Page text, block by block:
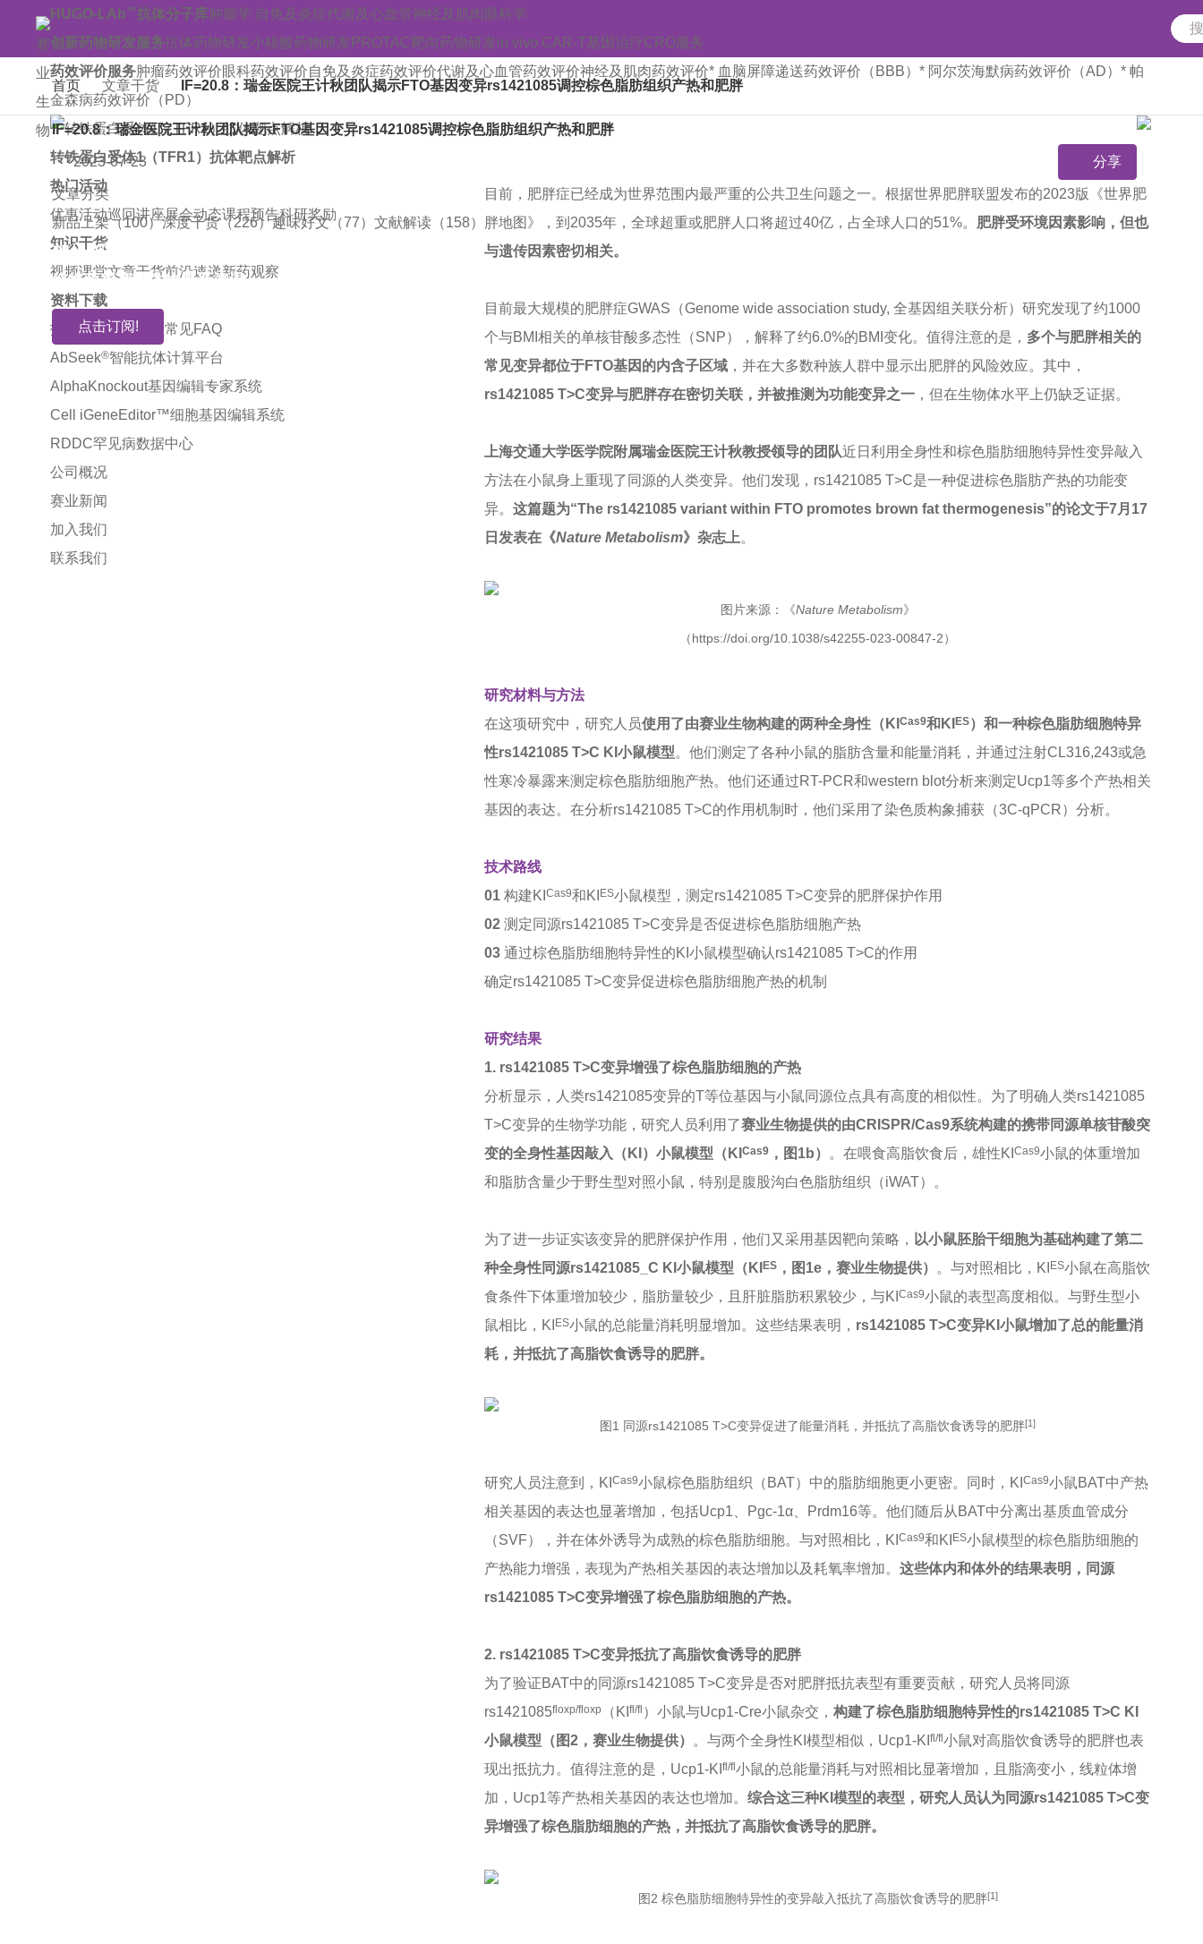
HUGO-LAb™抗体分子库肿瘤学 自免及炎症代谢及心血管神经及肌肉 眼科学
创新药物研发服务抗体药物研发小核酸药物研发 PROTAC靶向药物研发in vivo CAR-T基因治疗CRO服务
药效评价服务肿瘤药效评价眼科药效评价自免及炎症药效评价代谢及心血管药效评价神经及肌肉药效评价* 血脑屏障递送药效评价（BBB） * 阿尔茨海默病药效评价（AD） * 帕
金森病药效评价（PD）
转铁蛋白受体1（TFR1）抗体靶点解析
热门活动
优惠活动巡回讲座展会动态课程预告科研奖励
知识干货
视频课堂文章干货前沿速递新药观察
资料下载
技术指南引用文献常见FAQ
AbSeek®智能抗体计算平台
AlphaKnockout基因编辑专家系统
Cell iGeneEditor™细胞基因编辑系统
RDDC罕见病数据中心
公司概况
赛业新闻
加入我们
联系我们
首页 文章干货 IF=20.8：瑞金医院王计秋团队揭示FTO基因变异rs1421085调控棕色脂肪组织产热和肥胖
IF=20.8：瑞金医院王计秋团队揭示FTO基因变异rs1421085调控棕色脂肪组织产热和肥胖
2023-07-23 分享
文章分类
新品上架（100）深度干货（226）趣味好文（77） 文献解读（158）
加入邮件订阅!
您将获得赛业生物最新资讯
点击订阅!
目前，肥胖症已经成为世界范围内最严重的公共卫生问题之一。根据世界肥胖联盟发布的2023版《世界肥
胖地图》，到2035年，全球超重或肥胖人口将超过40亿，占全球人口的51%。 肥胖受环境因素影响，但也
与遗传因素密切相关。
目前最大规模的肥胖症GWAS（Genome wide association study, 全基因组关联分析）研究发现了约1000
个与BMI相关的单核苷酸多态性（SNP），解释了约6.0%的BMI变化。值得注意的是， 多个与肥胖相关的
常见变异都位于FTO基因的内含子区域 ，并在大多数种族人群中显示出肥胖的风险效应。其中，
rs1421085 T>C变异与肥胖存在密切关联，并被推测为功能变异之一 ，但在生物体水平上仍缺乏证据。
上海交通大学医学院附属瑞金医院王计秋教授领导的团队近日利用全身性和棕色脂肪细胞特异性变异敲入
方法在小鼠身上重现了同源的人类变异。他们发现，rs1421085 T>C是一种促进棕色脂肪产热的功能变
异。 这篇题为“The rs1421085 variant within FTO promotes brown fat thermogenesis”的论文于7月17
日发表在《Nature Metabolism》 杂志上。
图片来源：《Nature Metabolism》
（https://doi.org/10.1038/s42255-023-00847-2）
研究材料与方法
在这项研究中，研究人员使用了由赛业生物构建的两种全身性（KI Cas9和KI ES）和一种棕色脂肪细胞特异
性rs1421085 T>C KI小鼠模型。他们测定了各种小鼠的脂肪含量和能量消耗，并通过注射CL316,243或急
性寒冷暴露来测定棕色脂肪细胞产热。他们还通过RT-PCR和western blot分析来测定Ucp1等多个产热相关
基因的表达。在分析rs1421085 T>C的作用机制时，他们采用了染色质构象捕获（3C-qPCR）分析。
技术路线
01 构建KI Cas9和KI ES小鼠模型，测定rs1421085 T>C变异的肥胖保护作用
02 测定同源rs1421085 T>C变异是否促进棕色脂肪细胞产热
03 通过棕色脂肪细胞特异性的KI小鼠模型确认rs1421085 T>C的作用
确定rs1421085 T>C变异促进棕色脂肪细胞产热的机制
研究结果
1. rs1421085 T>C变异增强了棕色脂肪细胞的产热
分析显示，人类rs1421085变异的T等位基因与小鼠同源位点具有高度的相似性。为了明确人类rs1421085
T>C变异的生物学功能，研究人员利用了赛业生物提供的由CRISPR/Cas9系统构建的携带同源单核苷酸突
变的全身性基因敲入（KI）小鼠模型（KI Cas9 ，图1b） 。在喂食高脂饮食后，雄性KI Cas9小鼠的体重增加
和脂肪含量少于野生型对照小鼠，特别是腹股沟白色脂肪组织（iWAT）。
为了进一步证实该变异的肥胖保护作用，他们又采用基因靶向策略， 以小鼠胚胎干细胞为基础构建了第二
种全身性同源rs1421085_C KI小鼠模型（KI ES ，图1e，赛业生物提供） 。与对照相比，KI ES小鼠在高脂饮
食条件下体重增加较少，脂肪量较少，且肝脏脂肪积累较少，与KI Cas9小鼠的表型高度相似。与野生型小
鼠相比，KI ES小鼠的总能量消耗明显增加。这些结果表明， rs1421085 T>C变异KI小鼠增加了总的能量消
耗，并抵抗了高脂饮食诱导的肥胖。
图1 同源rs1421085 T>C变异促进了能量消耗，并抵抗了高脂饮食诱导的肥胖[1]
研究人员注意到，KI Cas9小鼠棕色脂肪组织（BAT）中的脂肪细胞更小更密。同时，KI Cas9小鼠BAT中产热
相关基因的表达也显著增加，包括Ucp1、Pgc-1α、Prdm16等。他们随后从BAT中分离出基质血管成分
（SVF），并在体外诱导为成熟的棕色脂肪细胞。与对照相比，KI Cas9和KI ES小鼠模型的棕色脂肪细胞的
产热能力增强，表现为产热相关基因的表达增加以及耗氧率增加。 这些体内和体外的结果表明，同源
rs1421085 T>C变异增强了棕色脂肪细胞的产热。
2. rs1421085 T>C变异抵抗了高脂饮食诱导的肥胖
为了验证BAT中的同源rs1421085 T>C变异是否对肥胖抵抗表型有重要贡献，研究人员将同源
rs1421085floxp/floxp （KI fl/fl ）小鼠与Ucp1-Cre小鼠杂交， 构建了棕色脂肪细胞特异性的rs1421085 T>C KI
小鼠模型（图2，赛业生物提供）
。与两个全身性KI模型相似，Ucp1-KI fl/fl小鼠对高脂饮食诱导的肥胖也表
现出抵抗力。值得注意的是，Ucp1-KI fl/fl小鼠的总能量消耗与对照相比显著增加，且脂滴变小，线粒体增
加，Ucp1等产热相关基因的表达也增加。 综合这三种KI模型的表型，研究人员认为同源rs1421085 T>C变
异增强了棕色脂肪细胞的产热，并抵抗了高脂饮食诱导的肥胖。
图2 棕色脂肪细胞特异性的变异敲入抵抗了高脂饮食诱导的肥胖[1]